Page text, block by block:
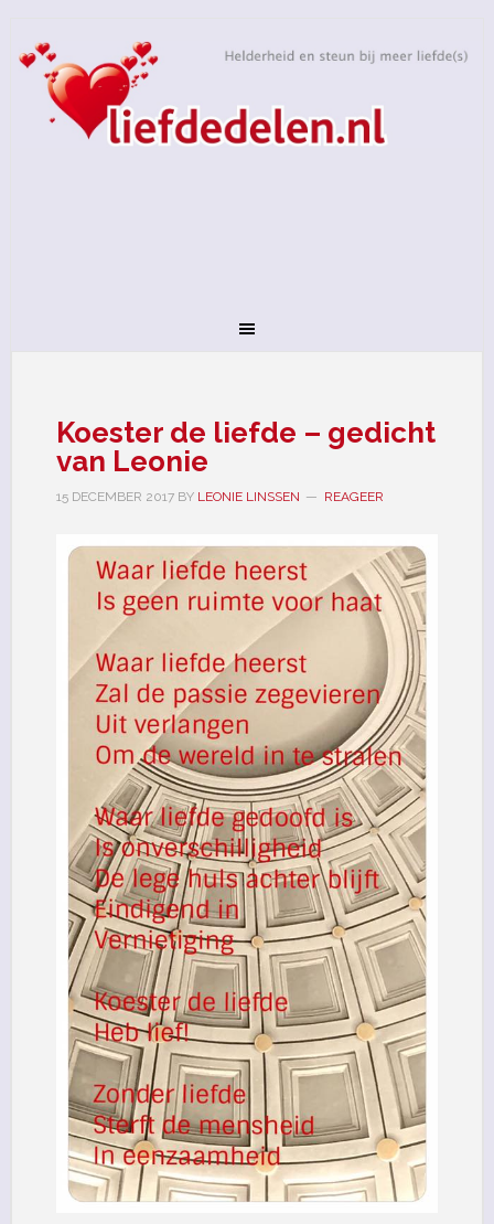
Koester de liefde – gedicht
van Leonie
15 DECEMBER 2017BY LEONIE LINSSEN REAGEER